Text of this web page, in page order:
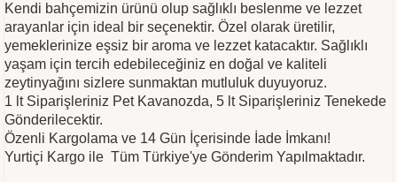
Kendi bahçemizin ürünü olup sağlıklı beslenme ve lezzet
arayanlar için ideal bir seçenektir. Özel olarak üretilir,
yemeklerinize eşsiz bir aroma ve lezzet katacaktır. Sağlıklı
yaşam için tercih edebileceğiniz en doğal ve kaliteli
zeytinyağını sizlere sunmaktan mutluluk duyuyoruz.
1 lt Siparişleriniz Pet Kavanozda, 5 lt Siparişleriniz Tenekede
Gönderilecektir.
Özenli Kargolama ve 14 Gün İçerisinde İade İmkanı!
Yurtiçi Kargo ile Tüm Türkiye'ye Gönderim Yapılmaktadır.